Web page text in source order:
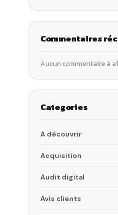
Commentaires
Aucun commentaire à
Categories
A découvrir
Acquisition
Audit digital
Avis clients